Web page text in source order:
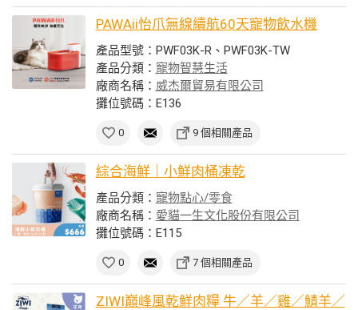
PAWAii怡爪無線續航60天寵物飲水機
產品型號：PWF03K-R、PWF03K-TW
產品分類： 寵物智慧生活
廠商名稱： 威杰爾貿易有限公司
攤位號碼：E136
0 9 個相關產品
綜合海鮮｜小鮮肉桶凍乾
產品分類： 寵物點心/零食
廠商名稱： 愛貓一生文化股份有限公司
攤位號碼：E115
0 7 個相關產品
ZIWI巔峰風乾鮮肉糧 牛／羊／雞／鯖羊／